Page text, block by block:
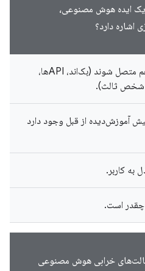
ایده هوش مصنوعی،
دارد؟
چند سیستم باید به هم متصل شوند (بک‌اند، APIها،
ثالث).
از قبل وجود دارد
است.
خرابی هوش مصنوعی